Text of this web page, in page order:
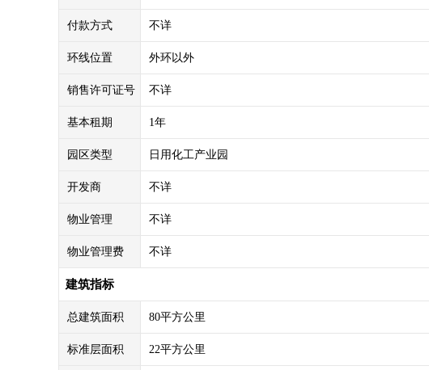
付款方式 不详
环线位置 外环以外
销售许可证号 不详
基本租期 1年
园区类型 日用化工产业园
开发商 不详
物业管理 不详
物业管理费 不详
建筑指标
总建筑面积 80平方公里
标准层面积 22平方公里